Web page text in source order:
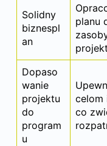
Solidny
biznespl
an
planu
Dopaso
wanie
projektu
do
program
u
celom
co